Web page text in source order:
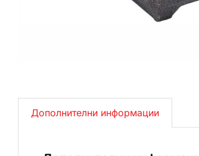
Дополнителни информации